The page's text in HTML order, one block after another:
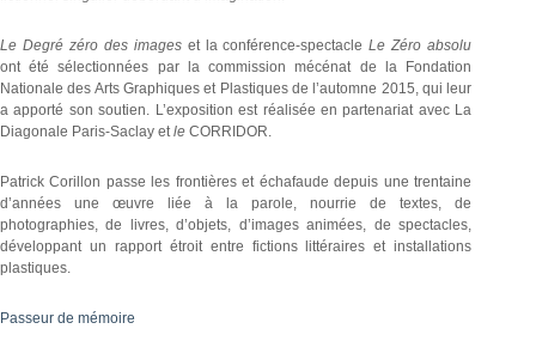
Le Degré zéro des imageset la conférence-spectacleLe Zéro absolu
ont été sélectionnées par la commission mécénat de la Fondation
Nationale des Arts Graphiques et Plastiques de l’automne 2015, qui leur
a apporté son soutien. L’exposition est réalisée en partenariat avec La
Diagonale Paris-Saclay et le CORRIDOR.
Patrick Corillon passe les frontières et échafaude depuis une trentaine
d’années une œuvre liée à la parole, nourrie de textes, de
photographies, de livres, d’objets, d’images animées, de spectacles,
développant un rapport étroit entre fictions littéraires et installations
plastiques.
Passeur de mémoire